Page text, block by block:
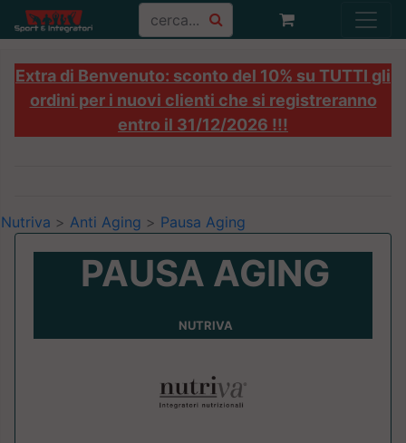
Extra di Benvenuto: sconto del 10% su TUTTI gli
ordini per i nuovi clienti che si registreranno
entro il 31/12/2026 !!!
Nutriva > Anti Aging > Pausa Aging
PAUSA AGING
NUTRIVA